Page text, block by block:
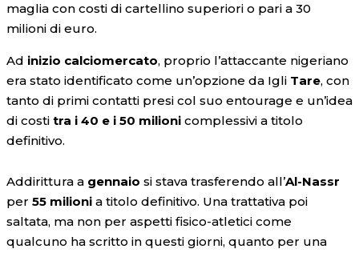
maglia con costi di cartellino superiori o pari a 30
milioni di euro.
Ad inizio calciomercato, proprio l’attaccante nigeriano
era stato identificato come un’opzione da Igli Tare, con
tanto di primi contatti presi col suo entourage e un’idea
di costi tra i 40 e i 50 milioni complessivi a titolo
definitivo.
Addirittura a gennaio si stava trasferendo all’Al-Nassr
per 55 milioni a titolo definitivo. Una trattativa poi
saltata, ma non per aspetti fisico-atletici come
qualcuno ha scritto in questi giorni, quanto per una